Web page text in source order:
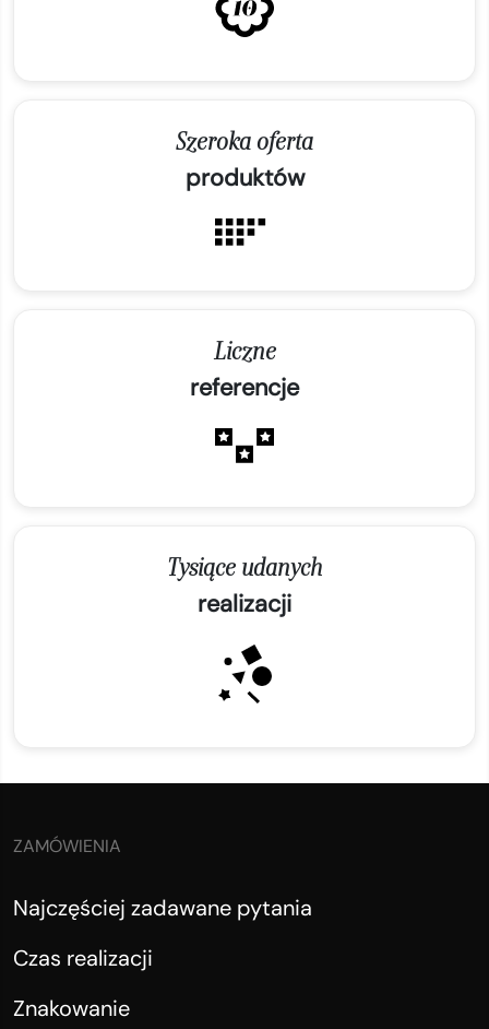
Szeroka oferta
produktów
Liczne
referencje
Tysiące udanych
realizacji
ZAMÓWIENIA
Najczęściej zadawane pytania
Czas realizacji
Znakowanie